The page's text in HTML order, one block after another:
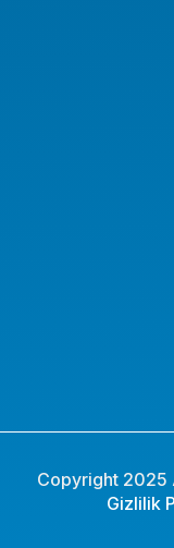
Copyright 2025
Gizlilik